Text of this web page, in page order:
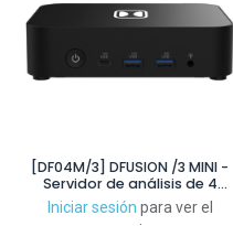
[DF04M/3] DFUSION /3 MINI -
Servidor de análisis de 4
canales
Iniciar sesión para ver el